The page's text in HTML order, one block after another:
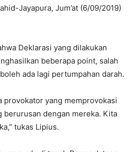
Jayapura, Jum’at (6/09/2019)
Deklarasi yang dilakukan
beberapa point, salah
ada lagi pertumpahan darah.
provokator yang memprovokasi
berurusan dengan mereka. Kita
tukas Lipius.